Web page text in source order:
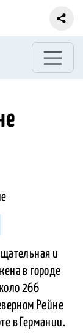
и
в городе
266
Рейне
в Германии.